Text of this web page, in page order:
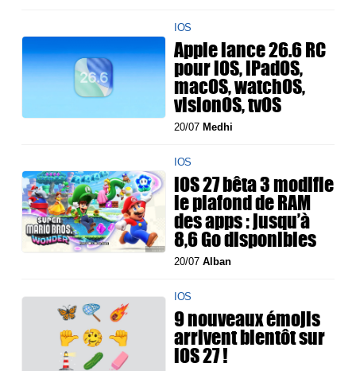
IOS
Apple lance 26.6 RC
pour iOS, iPadOS,
macOS, watchOS,
visionOS, tvOS
20/07 Medhi
IOS
iOS 27 bêta 3 modifie
le plafond de RAM
des apps : jusqu’à
8,6 Go disponibles
20/07Alban
IOS
9 nouveaux émojis
arrivent bientôt sur
iOS 27 !